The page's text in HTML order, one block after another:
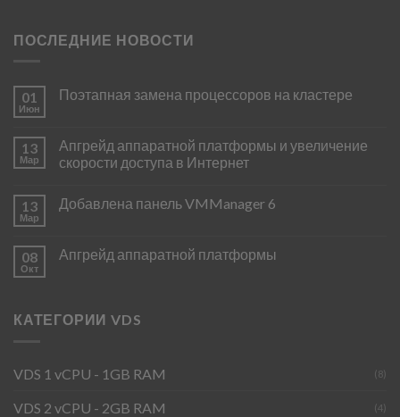
ПОСЛЕДНИЕ НОВОСТИ
01
Июн
Поэтапная замена процессоров на кластере
13
Мар
Апгрейд аппаратной платформы и увеличение
скорости доступа в Интернет
13
Мар
Добавлена панель VMManager 6
08
Окт
Апгрейд аппаратной платформы
КАТЕГОРИИ VDS
VDS 1 vCPU - 1GB RAM (8)
VDS 2 vCPU - 2GB RAM (4)